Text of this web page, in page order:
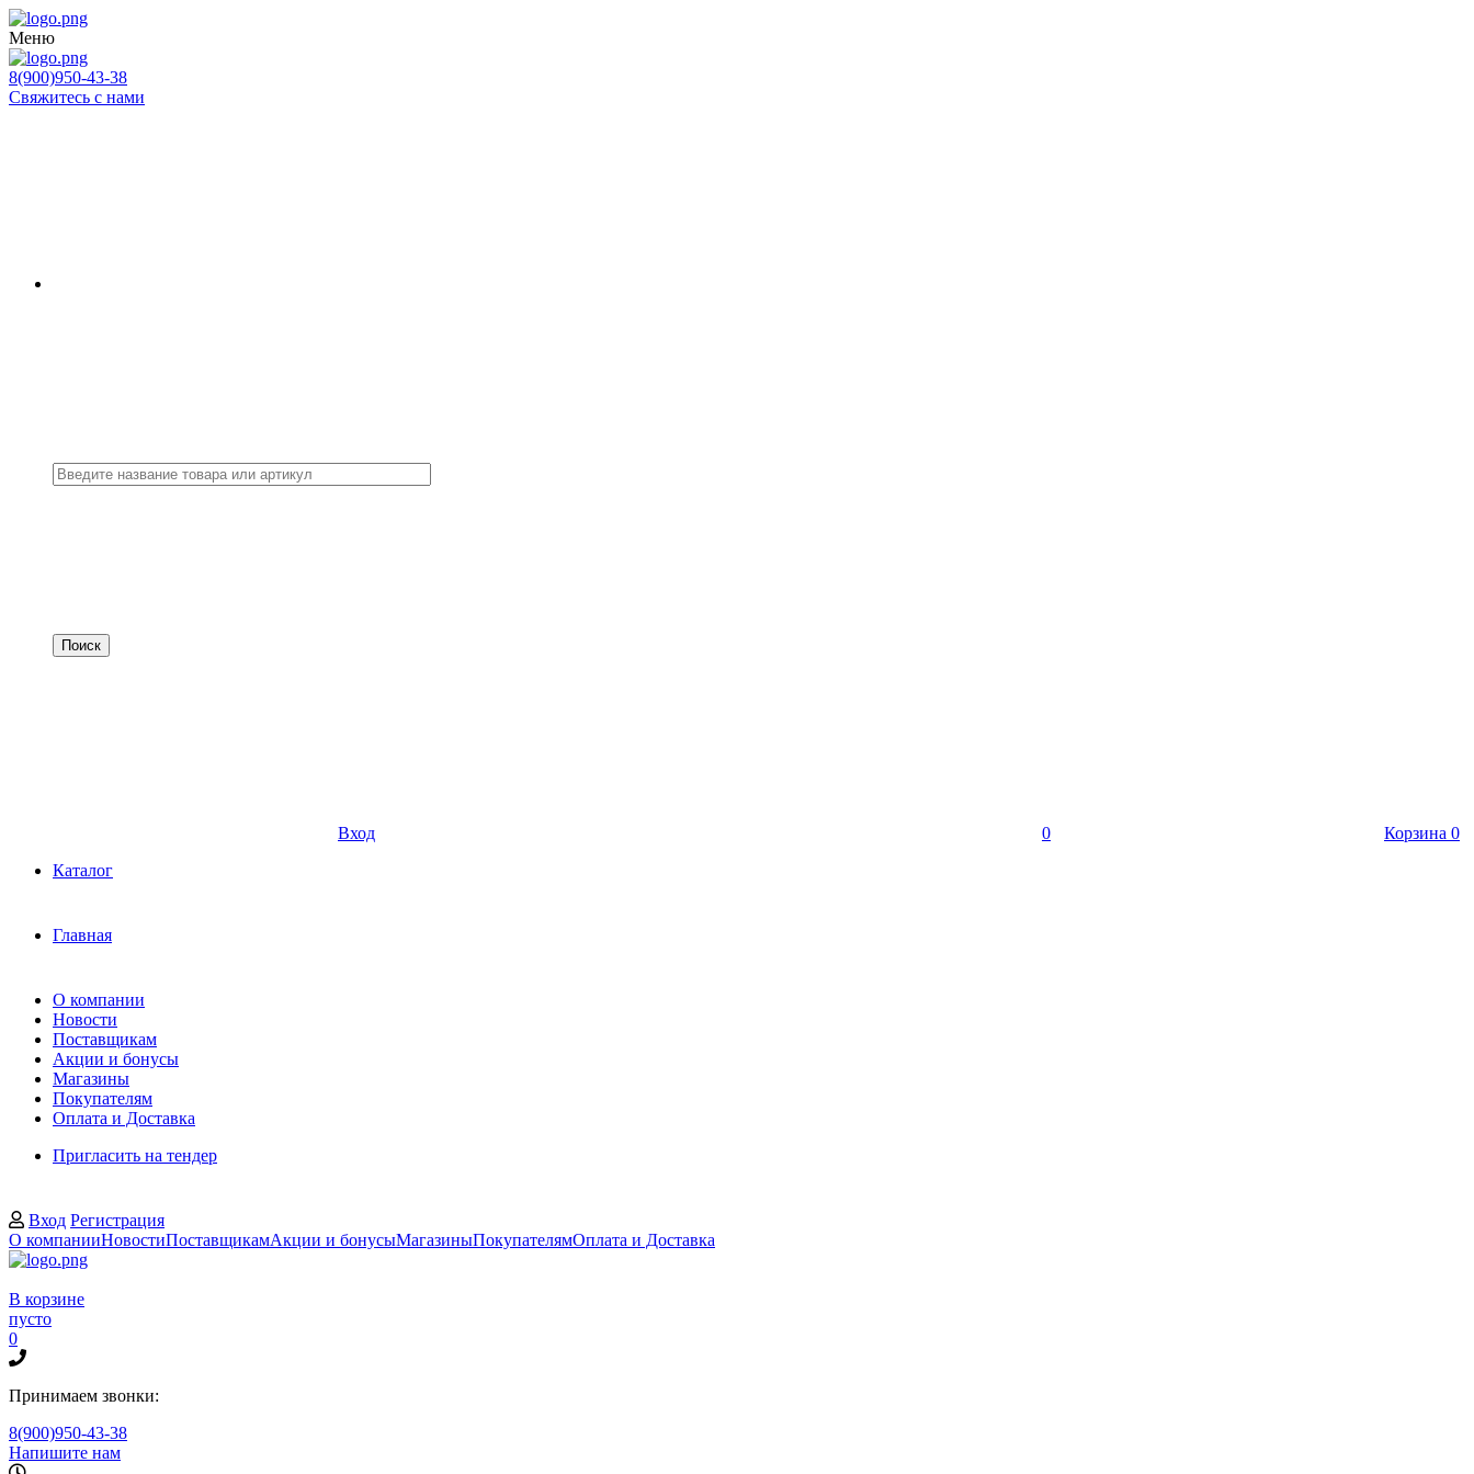
Меню
8(900)950-43-38
Свяжитесь с нами
Вход 0 Корзина 0
Каталог
Главная
О компании
Новости
Поставщикам
Акции и бонусы
Магазины
Покупателям
Оплата и Доставка
Пригласить на тендер
Вход Регистрация
О компанииНовостиПоставщикамАкции и бонусыМагазиныПокупателямОплата и Доставка
В корзине
пусто
0
Принимаем звонки:
8(900)950-43-38
Напишите нам